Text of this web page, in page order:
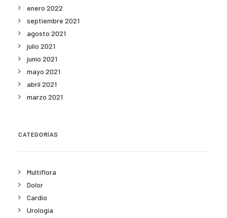
enero 2022
septiembre 2021
agosto 2021
julio 2021
junio 2021
mayo 2021
abril 2021
marzo 2021
CATEGORÍAS
Multiflora
Dolor
Cardio
Urología